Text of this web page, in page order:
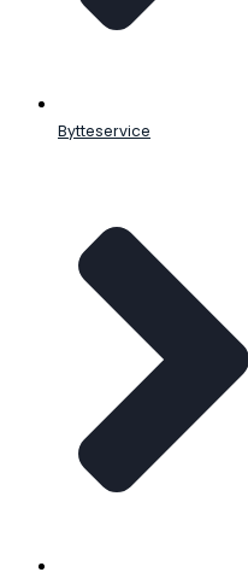
Bytteservice